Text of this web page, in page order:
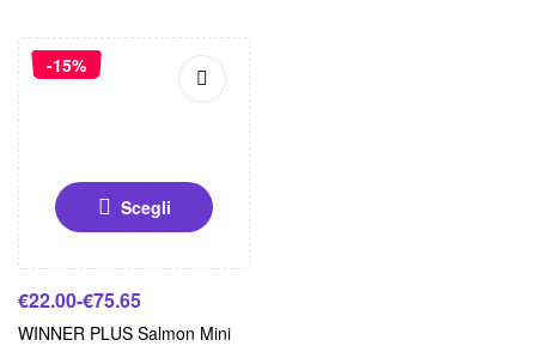
-15%
Scegli
€22.00-€75.65
WINNER PLUS Salmon Mini